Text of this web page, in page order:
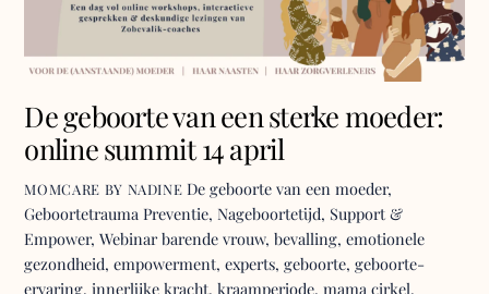
De geboorte van een sterke moeder:
online summit 14 april
MOMCARE BY NADINE De geboorte van een moeder,
Geboortetrauma Preventie, Nageboortetijd, Support &
Empower,Webinar barende vrouw,bevalling,emotionele
gezondheid,empowerment,experts,geboorte,geboorte-
ervaring,innerlijke kracht,kraamperiode,mama cirkel,